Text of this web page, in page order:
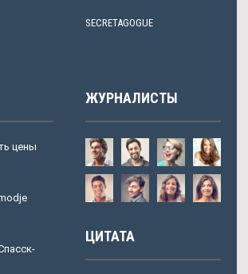
SECRETAGOGUE
цены
ЖУРНАЛИСТЫ
ЦИТАТА